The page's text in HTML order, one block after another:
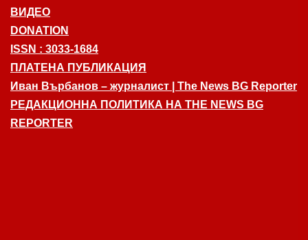
ВИДЕО
DONATION
ISSN : 3033-1684
ПЛАТЕНА ПУБЛИКАЦИЯ
Иван Върбанов – журналист | The News BG Reporter
РЕДАКЦИОННА ПОЛИТИКА НА THE NEWS BG
REPORTER